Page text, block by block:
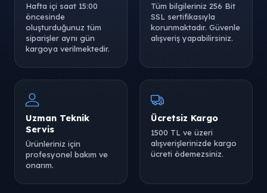
Hafta içi saat 15:00
öncesinde
oluşturduğunuz tüm
siparişler aynı gün
kargoya verilmektedir.
Tüm bilgileriniz 256 Bit
SSL sertifikasıyla
korunmaktadır. Güvenle
alışveriş yapabilirsiniz.
Uzman Teknik
Servis
Ürünleriniz için
profesyonel bakım ve
onarım.
Ücretsiz Kargo
1500 TL ve üzeri
alışverişlerinizde kargo
ücreti ödemezsiniz.